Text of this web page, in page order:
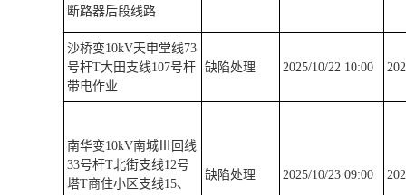
断路器后段线路
沙桥变10kV天申堂线73
号杆T大田支线107号杆
带电作业
缺陷处理 2025/10/22 10:00
南华变10kV南城Ⅲ回线
33号杆T北街支线12号
塔T商住小区支线15、
缺陷处理 2025/10/23 09:00